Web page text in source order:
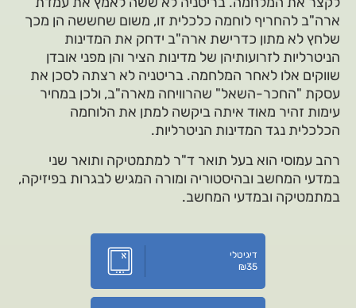
ארה"ב להחריף לוחמה כלכלית זו, משום שחששה הן מכך
שלחץ לא מתון כדרישת ארה"ב ידחק את המדינות
הניטרליות לזרועותיהן של מדינות הציר והן מפני אובדן
שווקים אלו לאחר המלחמה. בריטניה לא רצתה לסכן את
עסקת "החכר-השאל" שהרוויחה מארה"ב, ולכן במחיר
עימות זהיר מאוד איתה ביקשה למתן את הלוחמה
הכלכלית נגד המדינות הניטרליות.
רהב עמוסי הוא בעל תואר ד"ר למתמטיקה ותואר שני
במדעי המחשב ובהיסטוריה ומורה המגיש לבגרות בפיזיקה,
במתמטיקה ובמדעי המחשב.
דיגיטלי
₪35